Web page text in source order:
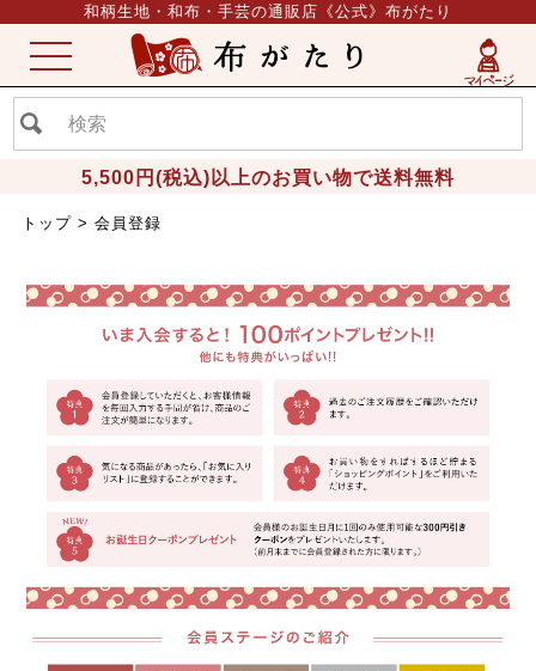
和柄生地・和布・手芸の通販店《公式》布がたり
5,500円(税込)以上のお買い物で送料無料
ME
NU
トップ 会員登録